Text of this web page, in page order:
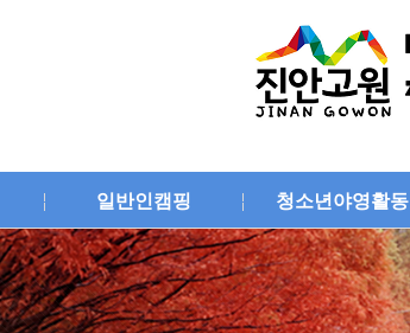
일반인캠핑 청소년야영활동